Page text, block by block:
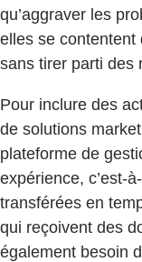
qu’aggraver les
elles se contentent
sans tirer parti des
Pour inclure des
de solutions
plateforme de
expérience, c’est-
transférées en
qui reçoivent des
également besoin